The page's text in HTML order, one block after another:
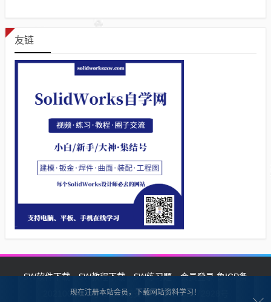
友链
SW软件下载 SW教程下载 SW练习题 会员登录鲁ICP备
2021002287号-1鲁公网安备 37132902372928号
现在注册本站会员，下载网站资料学习！